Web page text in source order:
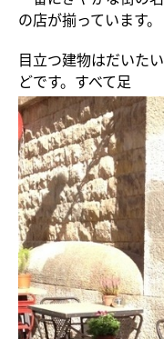
の店が揃っています。
目立つ建物はだいた
どです。すべて足